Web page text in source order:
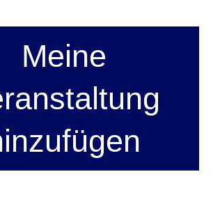
Meine